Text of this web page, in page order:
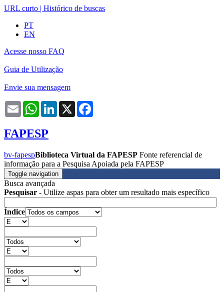
URL curto | Histórico de buscas
PT
EN
Acesse nosso FAQ
Guia de Utilização
Envie sua mensagem
Email WhatsAppLinkedIn
X
FAPESP
bv-fapespBiblioteca Virtual da FAPESP Fonte referencial de
informação para a Pesquisa Apoiada pela FAPESP
Toggle navigation
Busca avançada
Pesquisar - Utilize aspas para obter um resultado mais específico
Índice